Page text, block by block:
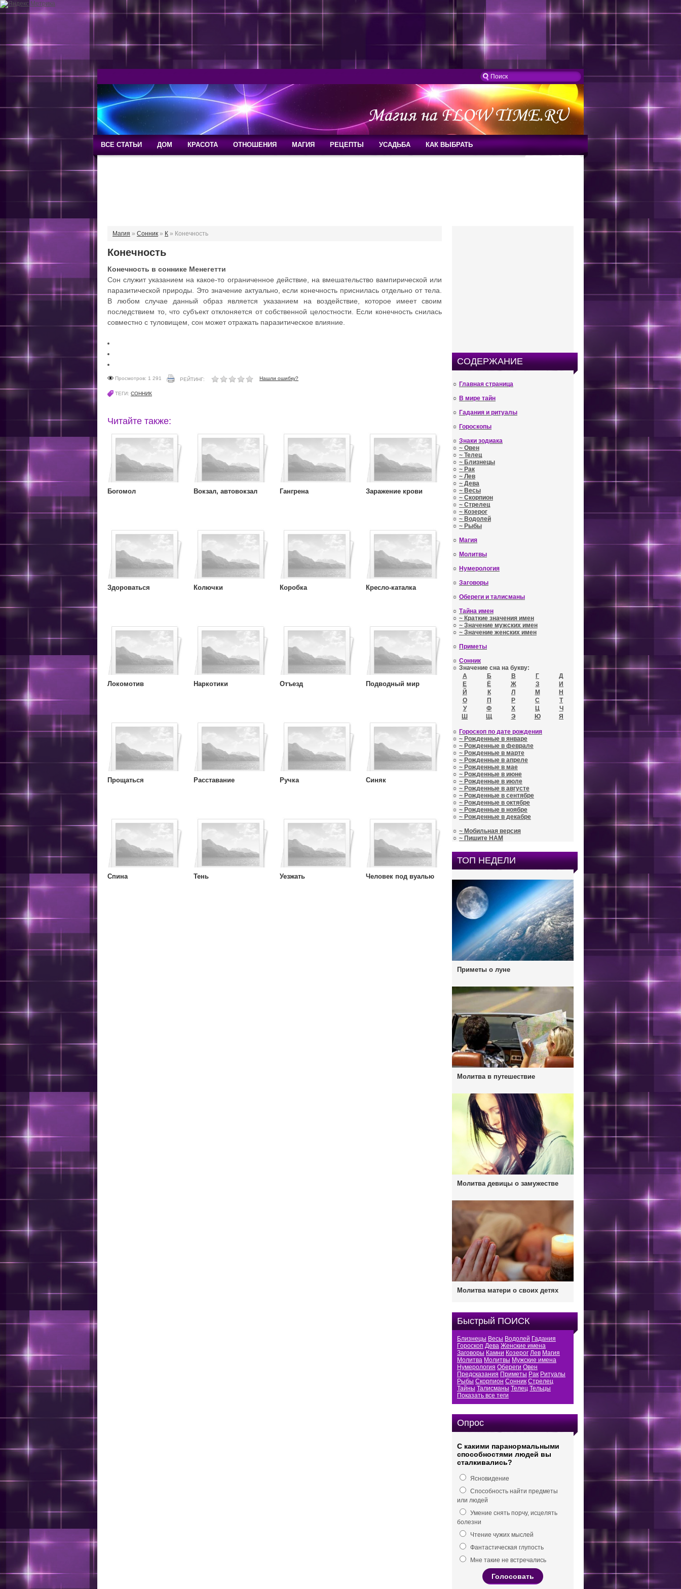
ВСЕ СТАТЬИ ДОМ КРАСОТА ОТНОШЕНИЯ МАГИЯ РЕЦЕПТЫ УСАДЬБА КАК ВЫБРАТЬ
Магия » Сонник » К » Конечность
Конечность
Конечность в соннике Менегетти
Сон служит указанием на какое-то ограниченное действие, на вмешательство вампирической или
паразитической природы. Это значение актуально, если конечность приснилась отдельно от тела.
В любом случае данный образ является указанием на воздействие, которое имеет своим
последствием то, что субъект отклоняется от собственной целостности. Если конечность снилась
совместно с туловищем, сон может отражать паразитическое влияние.
Просмотров: 1 291 РЕЙТИНГ: Нашли ошибку?
ТЕГИ: СОННИК
Читайте также:
Богомол Вокзал, автовокзал Гангрена Заражение крови
Здороваться Колючки Коробка Кресло-каталка
Локомотив Наркотики Отъезд Подводный мир
Прощаться Расставание Ручка Синяк
Спина Тень Уезжать Человек под вуалью
СОДЕРЖАНИЕ
☼ Главная страница
☼ В мире тайн
☼ Гадания и ритуалы
☼ Гороскопы
☼ Знаки зодиака
☼ ~ Овен
☼ ~ Телец
☼ ~ Близнецы
☼ ~ Рак
☼ ~ Лев
☼ ~ Дева
☼ ~ Весы
☼ ~ Скорпион
☼ ~ Стрелец
☼ ~ Козерог
☼ ~ Водолей
☼ ~ Рыбы
☼ Магия
☼ Молитвы
☼ Нумерология
☼ Заговоры
☼ Обереги и талисманы
☼ Тайна имен
☼ ~ Краткие значения имен
☼ ~ Значение мужских имен
☼ ~ Значение женских имен
☼ Приметы
☼ Сонник
☼ Значение сна на букву:
А
Б В Г
Д
Е
Ё Ж З
И
Й
К Л М
Н
О
П Р С
Т
У
Ф Х Ц
Ч
Ш
Щ Э Ю Я
☼ Гороскоп по дате рождения
☼ ~ Рожденные в январе
☼ ~ Рожденные в феврале
☼ ~ Рожденные в марте
☼ ~ Рожденные в апреле
☼ ~ Рожденные в мае
☼ ~ Рожденные в июне
☼ ~ Рожденные в июле
☼ ~ Рожденные в августе
☼ ~ Рожденные в сентябре
☼ ~ Рожденные в октябре
☼ ~ Рожденные в ноябре
☼ ~ Рожденные в декабре
☼ ~ Мобильная версия
☼ ~ Пишите НАМ
ТОП НЕДЕЛИ
Приметы о луне
Молитва в путешествие
Молитва девицы о замужестве
Молитва матери о своих детях
Быстрый ПОИСК
Близнецы Весы Водолей Гадания
Гороскоп Дева Женские имена
Заговоры Камни Козерог Лев Магия
Молитва Молитвы Мужские имена
Нумерология Обереги Овен
Предсказания Приметы Рак Ритуалы
Рыбы Скорпион Сонник Стрелец
Тайны Талисманы Телец Тельцы
Показать все теги
Опрос
С какими паранормальными
способностями людей вы
сталкивались?
Ясновидение
Способность найти предметы
или людей
Умение снять порчу, исцелять
болезни
Чтение чужих мыслей
Фантастическая глупость
Мне такие не встречались
Голосовать